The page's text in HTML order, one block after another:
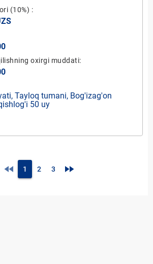
(10%) :
UZS
oxirgi muddati:
Tayloq tumani, Bog'izag'on
50 uy
fast_rewind 1 2 3 fast_forward